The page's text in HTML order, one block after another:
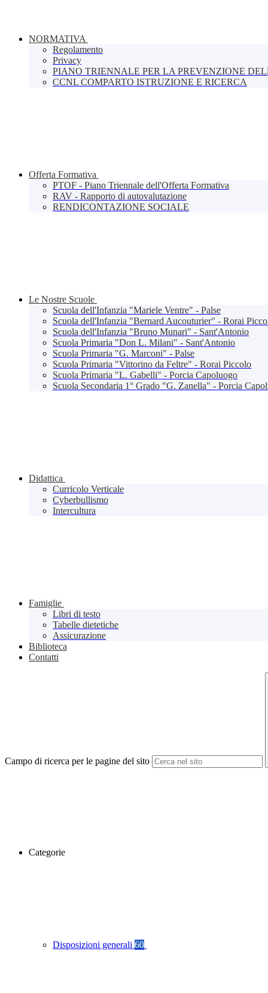
NORMATIVA
Regolamento
Privacy
PIANO TRIENNALE PER LA PREVENZIONE
CCNL COMPARTO ISTRUZIONE E RICERCA
Offerta Formativa
PTOF - Piano Triennale dell'Offerta Formativa
RAV - Rapporto di autovalutazione
RENDICONTAZIONE SOCIALE
Le Nostre Scuole
Scuola dell'Infanzia "Mariele Ventre" - Palse
Scuola dell'Infanzia "Bernard Aucouturier" - Rorai
Scuola dell'Infanzia "Bruno Munari" - Sant'Antonio
Scuola Primaria "Don L. Milani" - Sant'Antonio
Scuola Primaria "G. Marconi" - Palse
Scuola Primaria "Vittorino da Feltre" - Rorai Piccolo
Scuola Primaria "L. Gabelli" - Porcia Capoluogo
Scuola Secondaria 1° Grado "G. Zanella" - Porcia
Didattica
Curricolo Verticale
Cyberbullismo
Intercultura
Famiglie
Libri di testo
Tabelle dietetiche
Assicurazione
Biblioteca
Contatti
Campo di ricerca per le pagine del sito
Categorie
Disposizioni generali 60